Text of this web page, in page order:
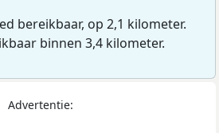
bereikbaar, op 2,1 kilometer.
binnen 3,4 kilometer.
Advertentie: